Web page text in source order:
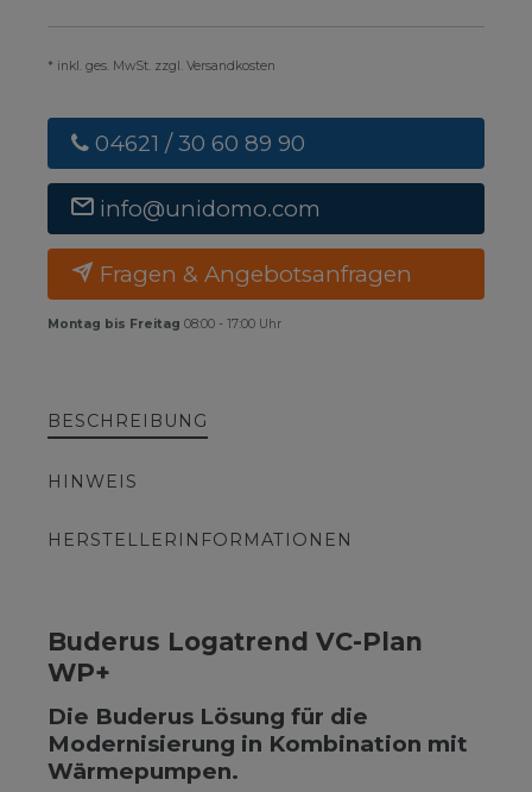
* inkl. ges. MwSt. zzgl. Versandkosten
04621 / 30 60 89 90
info@unidomo.com
Fragen & Angebotsanfragen
Montag bis Freitag 08:00 - 17:00 Uhr
BESCHREIBUNG
HINWEIS
HERSTELLERINFORMATIONEN
Buderus Logatrend VC-Plan
WP+
Die Buderus Lösung für die
Modernisierung in Kombination mit
Wärmepumpen.